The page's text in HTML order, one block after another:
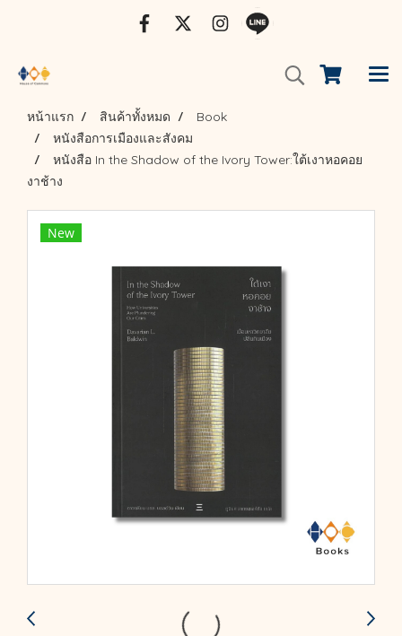
หน้าแรก สินค้าทั้งหมด
Book
หนังสือการเมืองและสังคม
หนังสือ In the Shadow of the Ivory Tower:ใต้เงาหอคอย
งาช้าง
New